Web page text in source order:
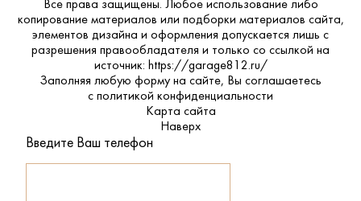
Все права защищены. Любое использование либо
копирование материалов или подборки материалов сайта,
элементов дизайна и оформления допускается лишь с
разрешения правообладателя и только со ссылкой на
источник: https://garage812.ru/
Заполняя любую форму на сайте, Вы соглашаетесь
с политикой конфиденциальности
Карта сайта
Наверх
Введите Ваш телефон